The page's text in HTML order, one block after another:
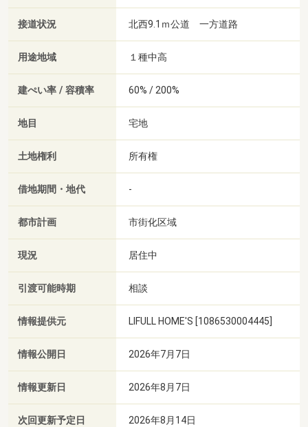
接道状況 北西9.1ｍ公道 一方道路
用途地域 １種中高
建ぺい率 / 容積率 60% / 200%
地目 宅地
土地権利 所有権
借地期間・地代 -
都市計画 市街化区域
現況 居住中
引渡可能時期 相談
情報提供元 LIFULL HOME'S [1086530004445]
情報公開日 2026年7月7日
情報更新日 2026年8月7日
次回更新予定日 2026年8月14日